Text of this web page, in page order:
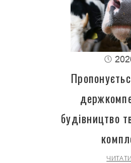
будівництво